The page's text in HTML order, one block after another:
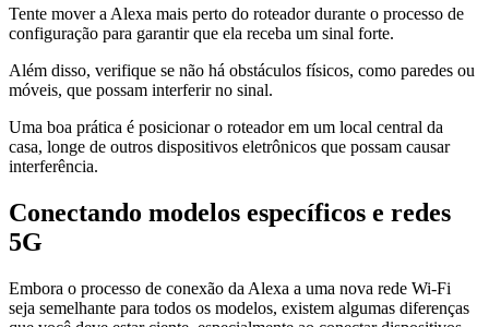
Tente mover a Alexa mais perto do roteador durante o processo de
configuração para garantir que ela receba um sinal forte.
Além disso, verifique se não há obstáculos físicos, como paredes ou
móveis, que possam interferir no sinal.
Uma boa prática é posicionar o roteador em um local central da
casa, longe de outros dispositivos eletrônicos que possam causar
interferência.
Conectando modelos específicos e redes
5G
Embora o processo de conexão da Alexa a uma nova rede Wi-Fi
seja semelhante para todos os modelos, existem algumas diferenças